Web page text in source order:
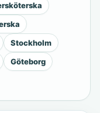
Stockholm
Göteborg